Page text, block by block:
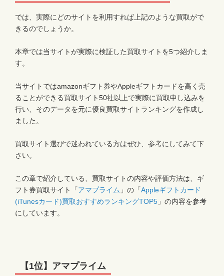
では、実際にどのサイトを利用すれば上記のような買取がで
きるのでしょうか。
本章では当サイトが実際に検証した買取サイトを5つ紹介しま
す。
当サイトではamazonギフト券やAppleギフトカードを高く売
ることができる買取サイト50社以上で実際に買取申し込みを
行い、そのデータを元に優良買取サイトランキングを作成し
ました。
買取サイト選びで迷われている方はぜひ、参考にしてみて下
さい。
この章で紹介している、買取サイトの内容や評価方法は、ギ
フト券買取サイト「アマプライム 」の「Appleギフトカード
(iTunesカード)買取おすすめランキングTOP5 」の内容を参考
にしています。
【1位】アマプライム